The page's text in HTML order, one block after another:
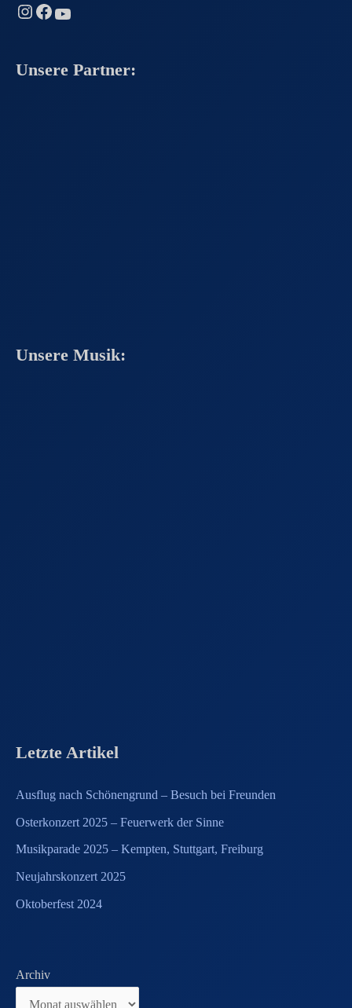
Instagram Facebook YouTube
Unsere Partner:
Unsere Musik:
Letzte Artikel
Ausflug nach Schönengrund – Besuch bei Freunden
Osterkonzert 2025 – Feuerwerk der Sinne
Musikparade 2025 – Kempten, Stuttgart, Freiburg
Neujahrskonzert 2025
Oktoberfest 2024
Archiv